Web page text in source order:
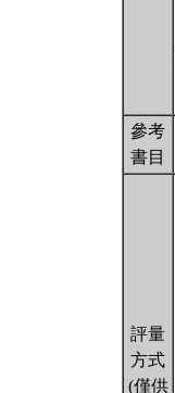
參考
書目
評量
方式
(僅供